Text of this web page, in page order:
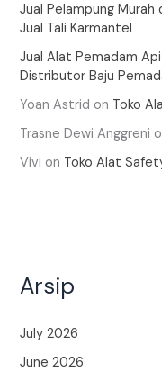
Jual Pelampung Murah
Jual Tali Karmantel
Jual Alat Pemadam Api
Distributor Baju
Yoan Astrid on Toko
Trasne Dewi Anggreni
Vivi on Toko Alat
Arsip
July 2026
June 2026